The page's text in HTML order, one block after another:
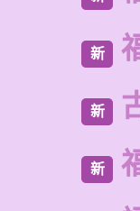
新
新
新